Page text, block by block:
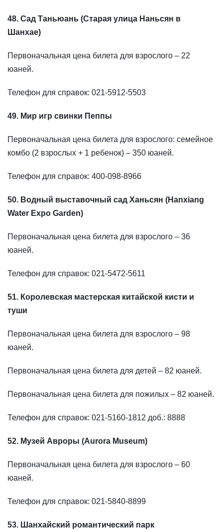
48. Сад Таньюань (Старая улица Наньсян в
Шанхае)
Первоначальная цена билета для взрослого – 22
юаней.
Телефон для справок: 021-5912-5503
49. Мир игр свинки Пеппы
Первоначальная цена билета для взрослого: семейное
комбо (2 взрослых + 1 ребенок) – 350 юаней.
Телефон для справок: 400-098-8966
50. Водный выставочный сад Ханьсян (Hanxiang
Water Expo Garden)
Первоначальная цена билета для взрослого – 36
юаней.
Телефон для справок: 021-5472-5611
51. Королевская мастерская китайской кисти и
туши
Первоначальная цена билета для взрослого – 98
юаней.
Первоначальная цена билета для детей – 82 юаней.
Первоначальная цена билета для пожилых – 82 юаней.
Телефон для справок: 021-5160-1812 доб.: 8888
52. Музей Авроры (Aurora Museum)
Первоначальная цена билета для взрослого – 60
юаней.
Телефон для справок: 021-5840-8899
53. Шанхайский романтический парк